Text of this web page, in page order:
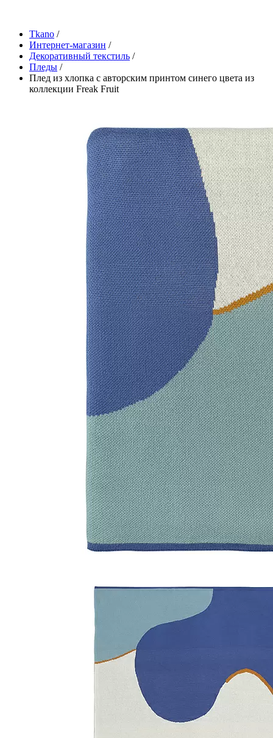
Tkano /
Интернет-магазин /
Декоративный текстиль /
Пледы /
Плед из хлопка с авторским принтом синего цвета из
коллекции Freak Fruit